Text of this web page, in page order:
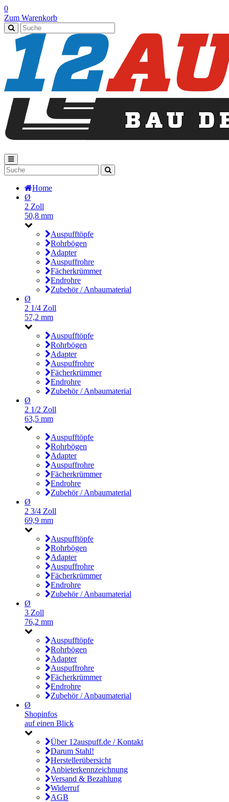
0
Zum Warenkorb
Home
Ø
2 Zoll
50,8 mm
Auspufftöpfe
Rohrbögen
Adapter
Auspuffrohre
Fächerkrümmer
Endrohre
Zubehör / Anbaumaterial
Ø
2 1/4 Zoll
57,2 mm
Auspufftöpfe
Rohrbögen
Adapter
Auspuffrohre
Fächerkrümmer
Endrohre
Zubehör / Anbaumaterial
Ø
2 1/2 Zoll
63,5 mm
Auspufftöpfe
Rohrbögen
Adapter
Auspuffrohre
Fächerkrümmer
Endrohre
Zubehör / Anbaumaterial
Ø
2 3/4 Zoll
69,9 mm
Auspufftöpfe
Rohrbögen
Adapter
Auspuffrohre
Fächerkrümmer
Endrohre
Zubehör / Anbaumaterial
Ø
3 Zoll
76,2 mm
Auspufftöpfe
Rohrbögen
Adapter
Auspuffrohre
Fächerkrümmer
Endrohre
Zubehör / Anbaumaterial
Ø
Shopinfos
auf einen Blick
Über 12auspuff.de / Kontakt
Darum Stahl!
Herstellerübersicht
Anbieterkennzeichnung
Versand & Bezahlung
Widerruf
AGB